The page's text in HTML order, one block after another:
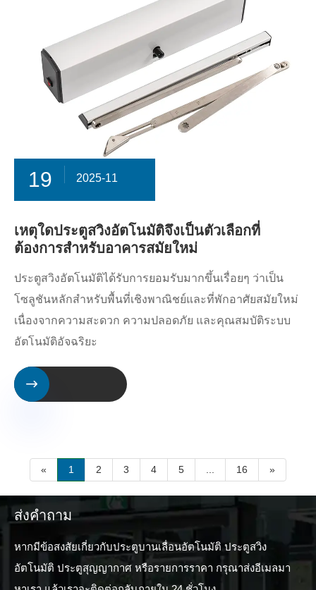
19 2025-11
เหตุใดประตูสวิงอัตโนมัติจึงเป็นตัวเลือกที่
ต้องการสำหรับอาคารสมัยใหม่
ประตูสวิงอัตโนมัติได้รับการยอมรับมากขึ้นเรื่อยๆ ว่าเป็น
โซลูชันหลักสำหรับพื้นที่เชิงพาณิชย์และที่พักอาศัยสมัยใหม่
เนื่องจากความสะดวก ความปลอดภัย และคุณสมบัติระบบ
อัตโนมัติอัจฉริยะ

« 1 2 3 4 5 16 »
ส่งคำถาม
หากมีข้อสงสัยเกี่ยวกับประตูบานเลื่อนอัตโนมัติ ประตูสวิง
อัตโนมัติ ประตูสุญญากาศ หรือรายการราคา กรุณาส่งอีเมลมา